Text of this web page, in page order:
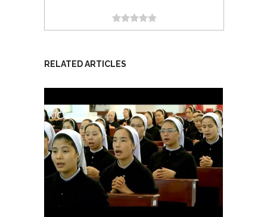
RELATED ARTICLES